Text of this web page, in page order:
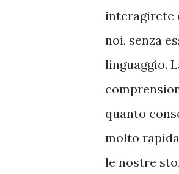
interagirete
noi, senza
linguaggio.
quanto
molto
le nostre